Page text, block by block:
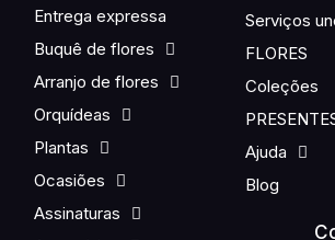
Entrega expressa
Buquê de flores
Arranjo de flores
Orquídeas
Plantas
Ocasiões
Assinaturas
Serviços
FLORES
Coleções
Ajuda
Blog